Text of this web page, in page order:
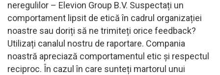
neregulilor – Elevion Group B.V. Suspectați un
comportament lipsit de etică în cadrul organizației
noastre sau doriți să ne trimiteți orice feedback?
Utilizați canalul nostru de raportare. Compania
noastră apreciază comportamentul etic și respectul
reciproc. În cazul în care sunteți martorul unui